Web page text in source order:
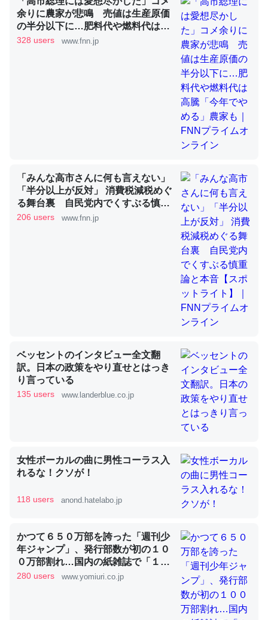
ど、短期記憶というには多い分量。進化すればするほど分
かりやすく強くなりそう
─GPTの仕組みと限界についての考察（１） - conceptualization
昆虫ってカルシウム少ないのか。知らんかった。調べたら
コオロギのカルシウム分はエビの600分の1程度。
─ニュース :: 【研究発表】昆虫学の大問題＝「昆虫はなぜ海にいな
論文では「淡水はカルシウムも酸素も不足してて両方に不
利だから両方が拮抗してるのでは」とあって面白い。海に
いる鋏角類（カブトガニ・ウミグモ）はカルシウムを使わ
ずキチンを強化してる筈だが、酵素が違うのか？
─ニュース :: 【研究発表】昆虫学の大問題＝「昆虫はなぜ海にいな
これを元に考えるとカルシウムを大量に使う脊椎動物と貝
類は苦労してるんだな…。腹足類だと殻を無くしてナメク
─ニュース :: 【研究発表】昆虫学の大問題＝「昆虫はなぜ海にいな
ちぼちRingも置こうかと画策中。あと、Googleマップで
位置情報を共有してる。電池残量や充電中かが分かるので
これ見て生きてるなって分かる。
─たまにLINEするくらいだった遠方の父67歳と僕。ITツール導入で
コミュニケーションが劇的に変化した｜tayorini by LIFULL介護
余りに農家が悲鳴 売値は生産原価
の半分以下に…肥料代や燃料代は高
騰「今年でやめる」農家も｜FNNプ
328 users www.fnn.jp
「みんな高市さんに何も言えない」
「半分以上が反対」 消費税減税めぐ
る舞台裏 自民党内でくすぶる慎重
論と本音【スポットライト】｜FNN
206 users www.fnn.jp
ベッセントのインタビュー全文翻
訳。日本の政策をやり直せとはっき
り言っている
135 users www.landerblue.co.jp
女性ボーカルの曲に男性コーラス入
れるな！クソが！
118 users anond.hatelabo.jp
かつて６５０万部を誇った「週刊少
年ジャンプ」、発行部数が初の１０
０万部割れ…国内の紙雑誌で「１０
０万部超」ゼロに
280 users www.yomiuri.co.jp